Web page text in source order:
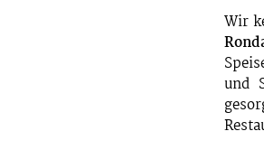
Wir
und